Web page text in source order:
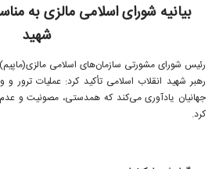
بیانیه شورای اسلامی مالزی به
شهید
رئیس شورای مشورتی سازمان‌های اسلامی
رهبر شهید انقلاب اسلامی تأکید کرد: عملیات ترور
جهانیان یادآوری می‌کند که همدستی، مصونیت و
کرد.